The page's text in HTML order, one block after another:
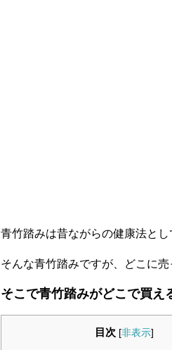
青竹踏みは昔ながらの健康法と
そんな青竹踏みですが、どこに
そこで青竹踏みがどこで買え
目次 [非表示]